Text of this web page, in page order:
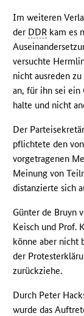
Im weiteren
der DDR kam es
versuchte
nicht ausreden
an, für ihn sei ein
halte und nicht
Der
pflichtete den
vorgetragenen
Meinung von
distanzierte sich
Günter de Bruyn
Keisch und Prof.
könne aber nicht
der
zurückziehe.
Durch Peter
wurde das